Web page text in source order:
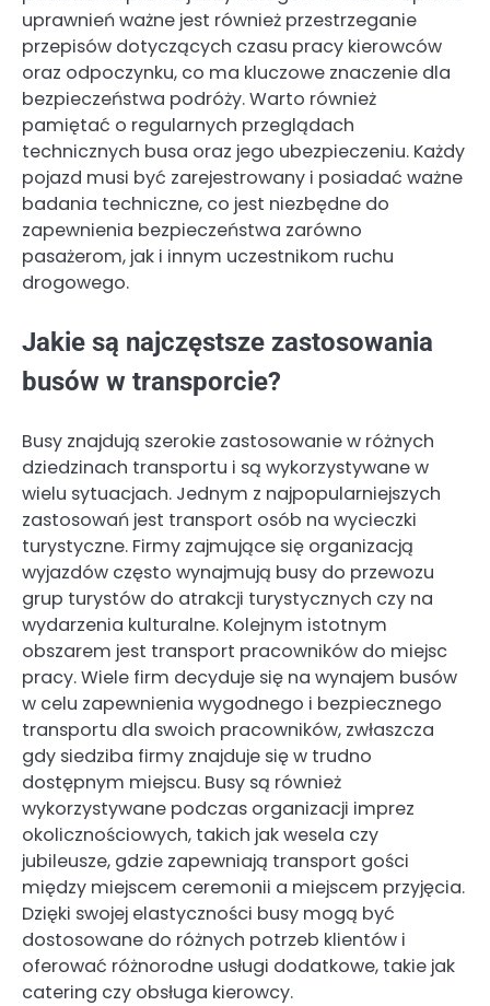
uprawnień ważne jest również przestrzeganie
przepisów dotyczących czasu pracy kierowców
oraz odpoczynku, co ma kluczowe znaczenie dla
bezpieczeństwa podróży. Warto również
pamiętać o regularnych przeglądach
technicznych busa oraz jego ubezpieczeniu. Każdy
pojazd musi być zarejestrowany i posiadać ważne
badania techniczne, co jest niezbędne do
zapewnienia bezpieczeństwa zarówno
pasażerom, jak i innym uczestnikom ruchu
drogowego.
Jakie są najczęstsze zastosowania
busów w transporcie?
Busy znajdują szerokie zastosowanie w różnych
dziedzinach transportu i są wykorzystywane w
wielu sytuacjach. Jednym z najpopularniejszych
zastosowań jest transport osób na wycieczki
turystyczne. Firmy zajmujące się organizacją
wyjazdów często wynajmują busy do przewozu
grup turystów do atrakcji turystycznych czy na
wydarzenia kulturalne. Kolejnym istotnym
obszarem jest transport pracowników do miejsc
pracy. Wiele firm decyduje się na wynajem busów
w celu zapewnienia wygodnego i bezpiecznego
transportu dla swoich pracowników, zwłaszcza
gdy siedziba firmy znajduje się w trudno
dostępnym miejscu. Busy są również
wykorzystywane podczas organizacji imprez
okolicznościowych, takich jak wesela czy
jubileusze, gdzie zapewniają transport gości
między miejscem ceremonii a miejscem przyjęcia.
Dzięki swojej elastyczności busy mogą być
dostosowane do różnych potrzeb klientów i
oferować różnorodne usługi dodatkowe, takie jak
catering czy obsługa kierowcy.